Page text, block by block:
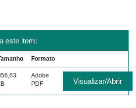
este item:
Formato
Adobe
PDF
Visualizar/Abrir